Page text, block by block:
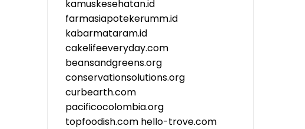
kamuskesehatan.id
farmasiapotekerumm.id
kabarmataram.id
cakelifeeveryday.com
beansandgreens.org
conservationsolutions.org
curbearth.com
pacificocolombia.org
topfoodish.com hello-trove.com